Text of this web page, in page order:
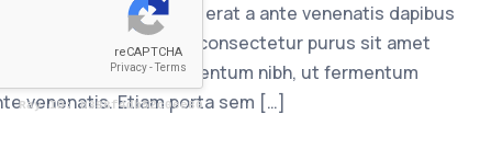
Integer posuere erat a ante venenatis dapibus
Project Cras mattis consectetur purus sit amet
tortor mauris condimentum nibh, ut fermentum
venenatis. Etiam porta sem […]